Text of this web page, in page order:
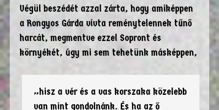
Végül beszédét azzal zárta, hogy amiképpen
a Rongyos Gárda vívta reménytelennek tűnő
harcát, megmentve ezzel Sopront és
környékét, úgy mi sem tehetünk másképpen,
„hisz a vér és a vas korszaka közelebb
van mint gondolnánk. És ha az ő